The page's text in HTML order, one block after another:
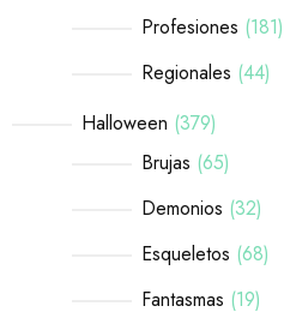
Profesiones 181
Regionales 44
Halloween 379
Brujas 65
Demonios 32
Esqueletos 68
Fantasmas 19